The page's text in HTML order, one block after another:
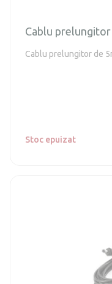
Cablu
Cablu prelungitor de
Stoc epuizat